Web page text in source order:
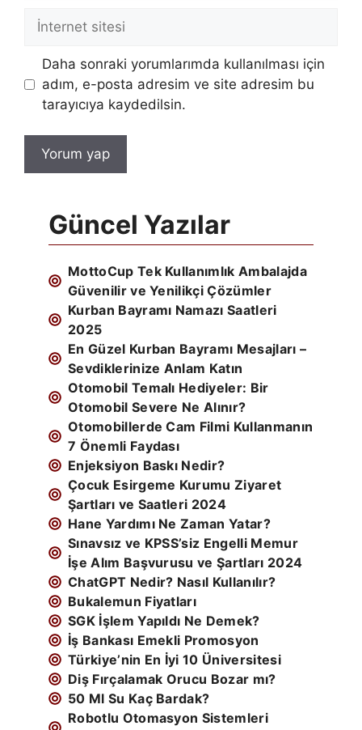
İnternet
sitesi
Daha sonraki yorumlarımda kullanılması için
adım, e-posta adresim ve site adresim bu
tarayıcıya kaydedilsin.
Güncel Yazılar
MottoCup Tek Kullanımlık Ambalajda
Güvenilir ve Yenilikçi Çözümler
Kurban Bayramı Namazı Saatleri
2025
En Güzel Kurban Bayramı Mesajları –
Sevdiklerinize Anlam Katın
Otomobil Temalı Hediyeler: Bir
Otomobil Severe Ne Alınır?
Otomobillerde Cam Filmi Kullanmanın
7 Önemli Faydası
Enjeksiyon Baskı Nedir?
Çocuk Esirgeme Kurumu Ziyaret
Şartları ve Saatleri 2024
Hane Yardımı Ne Zaman Yatar?
Sınavsız ve KPSS’siz Engelli Memur
İşe Alım Başvurusu ve Şartları 2024
ChatGPT Nedir? Nasıl Kullanılır?
Bukalemun Fiyatları
SGK İşlem Yapıldı Ne Demek?
İş Bankası Emekli Promosyon
Türkiye’nin En İyi 10 Üniversitesi
Diş Fırçalamak Orucu Bozar mı?
50 Ml Su Kaç Bardak?
Robotlu Otomasyon Sistemleri